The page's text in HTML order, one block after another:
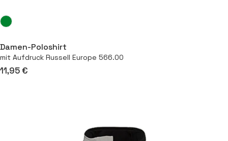
Damen-Poloshirt
mit Aufdruck Russell Europe 566.00
11,95 €